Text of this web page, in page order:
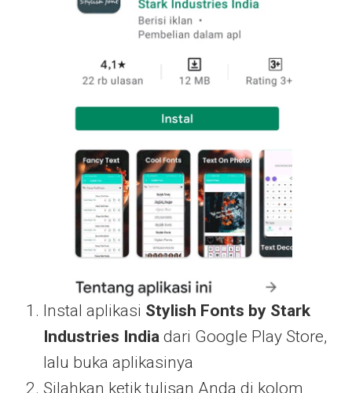
Instal aplikasi Stylish Fonts by Stark
Industries India dari Google Play Store,
lalu buka aplikasinya
Silahkan ketik tulisan Anda di kolom